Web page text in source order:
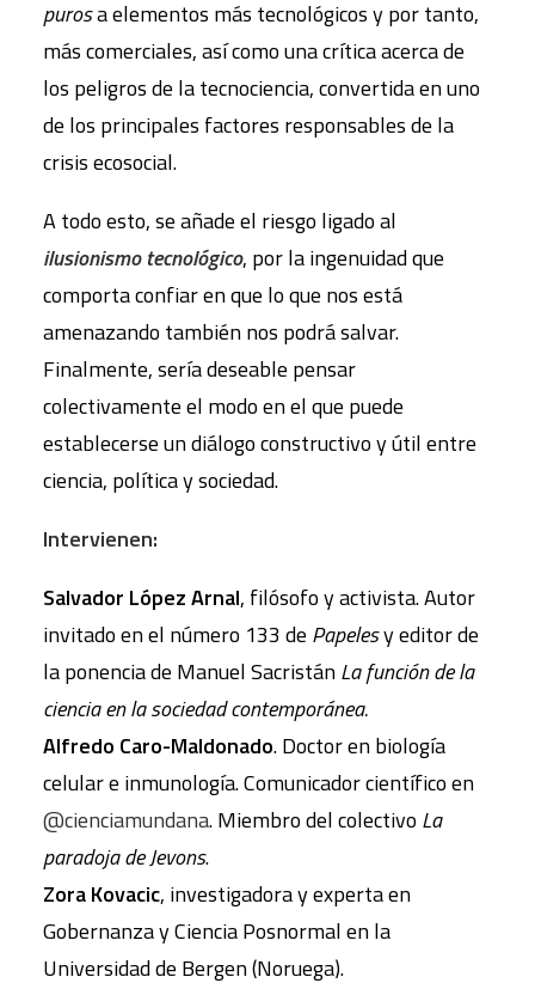
purosa elementos más tecnológicos y por tanto,
más comerciales, así como una crítica acerca de
los peligros de la tecnociencia, convertida en uno
de los principales factores responsables de la
crisis ecosocial.
A todo esto, se añade el riesgo ligado al
ilusionismo tecnológico, por la ingenuidad que
comporta confiar en que lo que nos está
amenazando también nos podrá salvar.
Finalmente, sería deseable pensar
colectivamente el modo en el que puede
establecerse un diálogo constructivo y útil entre
ciencia, política y sociedad.
Intervienen:
Salvador López Arnal, filósofo y activista. Autor
invitado en el número 133 de Papelesy editor de
la ponencia de Manuel SacristánLa función de la
ciencia en la sociedad contemporánea.
Alfredo Caro-Maldonado. Doctor en biología
celular e inmunología. Comunicador científico en
@cienciamundana. Miembro del colectivo La
paradoja de Jevons.
Zora Kovacic, investigadora y experta en
Gobernanza y Ciencia Posnormal en la
Universidad de Bergen (Noruega).